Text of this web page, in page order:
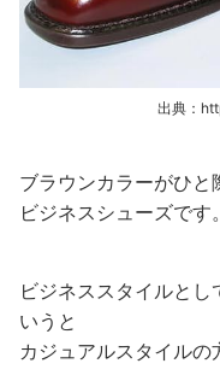
出典：
ブラウンカラーがひ
ビジネスシューズです。
ビジネススタイルと
いうと
カジュアルスタイルの